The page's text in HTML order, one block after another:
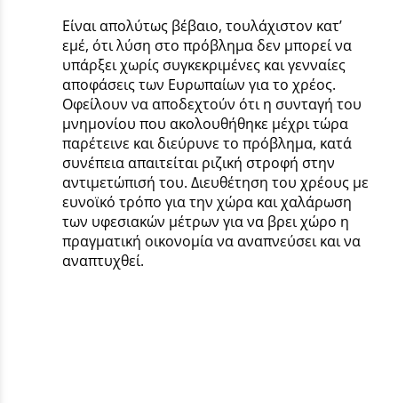
Είναι απολύτως βέβαιο, τουλάχιστον κατ’
εμέ, ότι λύση στο πρόβλημα δεν μπορεί να
υπάρξει χωρίς συγκεκριμένες και γενναίες
αποφάσεις των Ευρωπαίων για το χρέος.
Οφείλουν να αποδεχτούν ότι η συνταγή του
μνημονίου που ακολουθήθηκε μέχρι τώρα
παρέτεινε και διεύρυνε το πρόβλημα, κατά
συνέπεια απαιτείται ριζική στροφή στην
αντιμετώπισή του. Διευθέτηση του χρέους με
ευνοϊκό τρόπο για την χώρα και χαλάρωση
των υφεσιακών μέτρων για να βρει χώρο η
πραγματική οικονομία να αναπνεύσει και να
αναπτυχθεί.